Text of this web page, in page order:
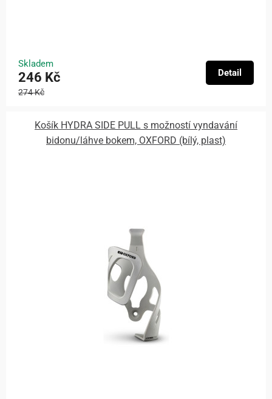
Skladem
246 Kč
274 Kč
Detail
Košík HYDRA SIDE PULL s možností vyndavání
bidonu/láhve bokem, OXFORD (bílý, plast)